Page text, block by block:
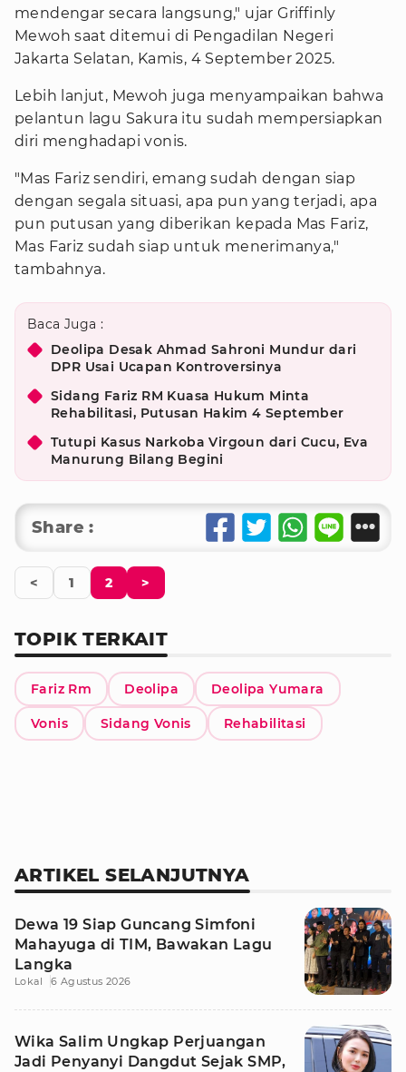
mendengar secara langsung," ujar Griffinly
Mewoh saat ditemui di Pengadilan Negeri
Jakarta Selatan, Kamis, 4 September 2025.
Lebih lanjut, Mewoh juga menyampaikan bahwa
pelantun lagu Sakura itu sudah mempersiapkan
diri menghadapi vonis.
"Mas Fariz sendiri, emang sudah dengan siap
dengan segala situasi, apa pun yang terjadi, apa
pun putusan yang diberikan kepada Mas Fariz,
Mas Fariz sudah siap untuk menerimanya,"
tambahnya.
Baca Juga :
Deolipa Desak Ahmad Sahroni Mundur dari
DPR Usai Ucapan Kontroversinya
Sidang Fariz RM Kuasa Hukum Minta
Rehabilitasi, Putusan Hakim 4 September
Tutupi Kasus Narkoba Virgoun dari Cucu, Eva
Manurung Bilang Begini
Share :
< 1 2 >
TOPIK TERKAIT
Fariz Rm Deolipa Deolipa Yumara
Vonis Sidang Vonis Rehabilitasi
ARTIKEL SELANJUTNYA
Dewa 19 Siap Guncang Simfoni
Mahayuga di TIM, Bawakan Lagu
Langka
Lokal 6 Agustus 2026
Wika Salim Ungkap Perjuangan
Jadi Penyanyi Dangdut Sejak SMP,